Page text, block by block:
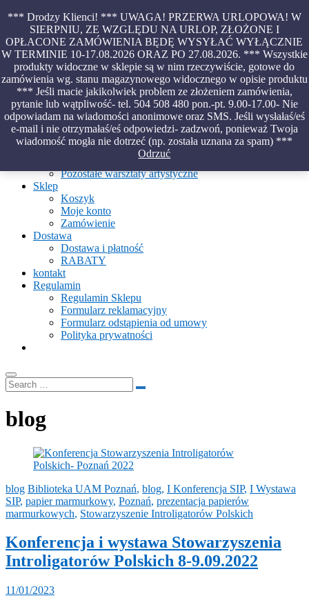
*** Drodzy Klienci! *** UWAGA! PRZERWA URLOPOWA! W
SIERPNIU, ZE WZGLĘDU NA URLOP, ZŁOŻONE I
OPŁACONE ZAMÓWIENIA BĘDĘ WYSYŁAĆ WYŁĄCZNIE
W TERMINIE 10-17.08.2026 ORAZ PO 27.08.2026. *** Wszystkie
produkty widoczne w sklepie są w nim rzeczywiście, gotowe do
zamówienia wg. stanu magazynowego widocznego w opisie produktu
*** Jeśli macie jakikolwiek problem ze złożeniem zamówienia,
pytanie lub wątpliwość- tel. 504 508 480 pon.-pt. 9.00-17.00- Nie
odpowiadam na wiadomości anonimowe oraz SMS. Jeśli wysłałaś/eś
e-mail i nie otrzymałaś/eś odpowiedzi- zadzwoń, ponieważ Twoja
wiadomość mogła nie dotrzeć (np. została uznana za spam) ***
Odrzuć
Skip
content
Piękno malowane na wodzie – papiery marmurkowe – materiały
introligatorskie – oprawy – etui – pudełka
Aktualności
O Pracowni
Ebru
Warsztaty
Warsztaty malowania na wodzie
Pozostałe warsztaty artystyczne
Sklep
Koszyk
Moje konto
Zamówienie
Dostawa
Dostawa i płatność
RABATY
kontakt
Regulamin
Regulamin Sklepu
Formularz reklamacyjny
Formularz odstąpienia od umowy
Polityka prywatności
blog
blog Biblioteka UAM Poznań, blog, I Konferencja SIP, I Wystawa
SIP, papier marmurkowy, Poznań, prezentacja papierów
marmurkowych, Stowarzyszenie Introligatorów Polskich
Konferencja i wystawa Stowarzyszenia
Introligatorów Polskich 8-9.09.2022
11/01/2023